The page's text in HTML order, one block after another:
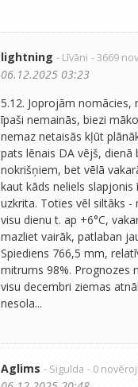
lightning - Līvāni - 3669
06.12.2025 03:23
5.12. Joprojām nomācies,
īpaši nemainās, biezi
nemaz netaisās kļūt
pats lēnais DA vējš, dienā
nokrišņiem, bet vēlā
kaut kāds neliels slapjonis
uzkrita. Toties vēl siltāks -
visu dienu t. ap +6°C,
mazliet vairāk, patlaban
Spiediens 766,5 mm,
mitrums 98%. Prognozes
visu decembri ziemas
nesola...
Aglims - Sigulda - 0